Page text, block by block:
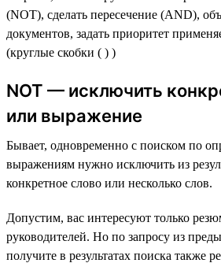
(NOT), сделать пересечение (AND),
документов, задать приоритет
(круглые скобки ( ) )
NOT — исключить
или выражение
Бывает, одновременно с поиском по
выражениям нужно исключить из
конкретное слово или несколько слов.
Допустим, вас интересуют только
руководителей. Но по запросу из
получите в результатах поиска также